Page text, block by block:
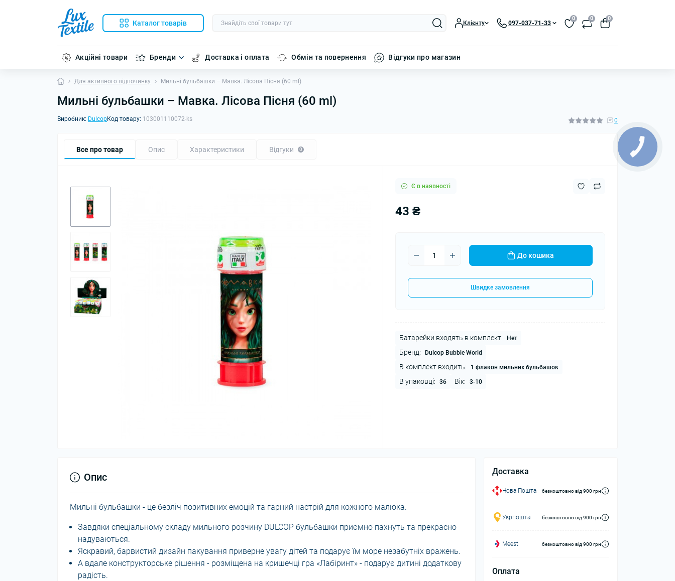
Каталог товарів Клієнту 097-037-71-33
0 0 0
Акційні товари Бренди Доставка і оплата Обмін та повернення Відгуки про магазин
Для активного відпочинку Мильні бульбашки – Мавка. Лісова Пісня (60 ml)
Мильні бульбашки – Мавка. Лісова Пісня (60 ml)
Виробник: DulcopКод товару: 103001110072-ks 0
Все про товар Опис Характеристики Відгуки 0
Є в наявності
43 ₴
До кошика
Швидке замовлення
Батарейки входять в комплект: Нет
Бренд: Dulcop Bubble World
В комплект входить: 1 флакон мильних бульбашок
В упаковці: 36 Вік: 3-10
Доставка
Нова Пошта безкоштовно від 900 грн
Укрпошта безкоштовно від 900 грн
Meest безкоштовно від 900 грн
Оплата
Опис
Мильні бульбашки - це безліч позитивних емоцій та гарний настрій для кожного малюка.
Завдяки спеціальному складу мильного розчину DULCOP бульбашки приємно пахнуть та прекрасно
надуваються.
Яскравий, барвистий дизайн пакування приверне увагу дітей та подарує їм море незабутніх вражень.
А вдале конструкторське рішення - розміщена на кришечці гра «Лабіринт» - подарує дитині додаткову
радість.